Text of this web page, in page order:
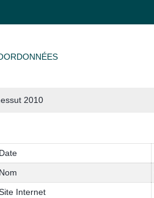
2010
Date
Nom
Internet